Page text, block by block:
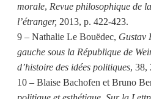
morale, Revue philosophique de
l’étranger, 2013, p. 422-423.
9 – Nathalie Le Bouëdec, Gustav
gauche sous la République de
d’histoire des idées politiques, 38,
10 – Blaise Bachofen et Bruno